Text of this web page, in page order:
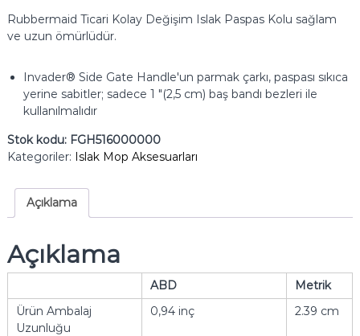
Rubbermaid Ticari Kolay Değişim Islak Paspas Kolu sağlam
ve uzun ömürlüdür.
Invader® Side Gate Handle'un parmak çarkı, paspası sıkıca
yerine sabitler; sadece 1 "(2,5 cm) baş bandı bezleri ile
kullanılmalıdır
Stok kodu: FGH516000000
Kategoriler: Islak Mop Aksesuarları
Açıklama
Açıklama
ABD
Metrik
Ürün Ambalaj
Uzunluğu
0,94 inç 2.39 cm